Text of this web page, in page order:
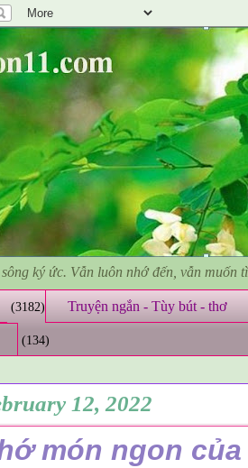
ký ức. Vẫn luôn nhớ đến, vẫn muốn
(3182) Truyện ngắn - Tùy bút - thơ
(134)
12, 2022
món ngon